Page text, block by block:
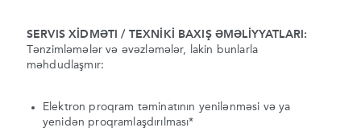
SERVIS XİDMƏTI / TEXNİKİ BAXIŞ ƏMƏLİYYATLARI:
Tənzimləmələr və əvəzləmələr, lakin bunlarla
məhdudlaşmır:
Elektron proqram təminatının yenilənməsi və ya
yenidən proqramlaşdırılması*